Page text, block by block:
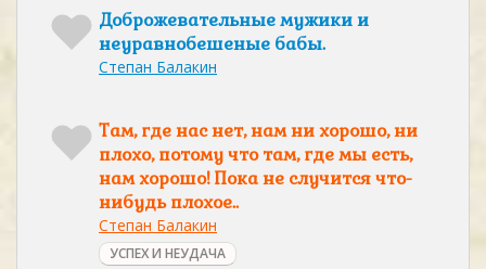
Доброжевательные мужики и
неуравнобешеные бабы.
Степан Балакин
Там, где нас нет, нам ни хорошо, ни
плохо, потому что там, где мы есть,
нам хорошо! Пока не случится что-
нибудь плохое..
Степан Балакин
УСПЕХ И НЕУДАЧА